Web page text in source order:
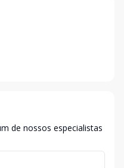
de nossos especialistas